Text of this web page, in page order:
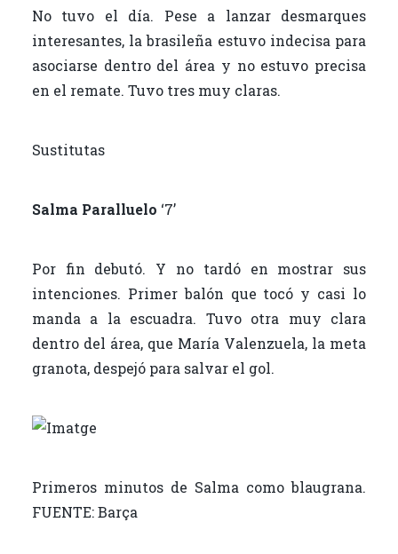
No tuvo el día. Pese a lanzar desmarques
interesantes, la brasileña estuvo indecisa para
asociarse dentro del área y no estuvo precisa
en el remate. Tuvo tres muy claras.
Sustitutas
Salma Paralluelo ‘7’
Por fin debutó. Y no tardó en mostrar sus
intenciones. Primer balón que tocó y casi lo
manda a la escuadra. Tuvo otra muy clara
dentro del área, que María Valenzuela, la meta
granota, despejó para salvar el gol.
Primeros minutos de Salma como blaugrana.
FUENTE: Barça